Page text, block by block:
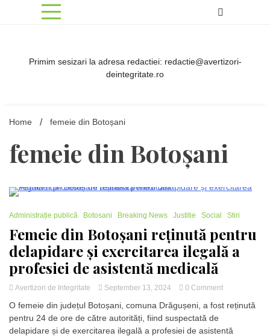
Primim sesizari la adresa redactiei: redactie@avertizori-
deintegritate.ro
Home femeie din Botoșani
femeie din Botoșani
Administrație publică
Botosani Breaking News Justitie Social Stiri
Femeie din Botoșani reținută pentru
delapidare și exercitarea ilegală a
profesiei de asistentă medicală
Avertizori de Integritate September 13, 2024 0 Commenton
din
reținută
O femeie din județul Botoșani, comuna Drăgușeni, a fost reținută
pentru 24 de ore de către autorități, fiind suspectată de
delapidare și de exercitarea ilegală a profesiei de asistentă